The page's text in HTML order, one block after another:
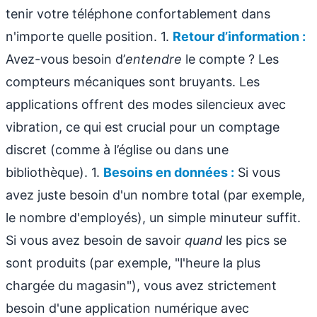
tenir votre téléphone confortablement dans
n'importe quelle position. 1. Retour d’information :
Avez-vous besoin d’entendre le compte ? Les
compteurs mécaniques sont bruyants. Les
applications offrent des modes silencieux avec
vibration, ce qui est crucial pour un comptage
discret (comme à l’église ou dans une
bibliothèque). 1. Besoins en données : Si vous
avez juste besoin d'un nombre total (par exemple,
le nombre d'employés), un simple minuteur suffit.
Si vous avez besoin de savoir quand les pics se
sont produits (par exemple, "l'heure la plus
chargée du magasin"), vous avez strictement
besoin d'une application numérique avec